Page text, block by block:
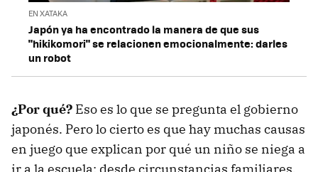
EN XATAKA
Japón ya ha encontrado la manera de que sus
"hikikomori" se relacionen emocionalmente: darles
un robot
¿Por qué? Eso es lo que se pregunta el gobierno
japonés. Pero lo cierto es que hay muchas causas
en juego que explican por qué un niño se niega a